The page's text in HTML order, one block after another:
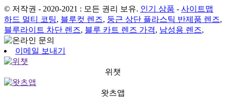
© 저작권 - 2020-2021 : 모든 권리 보유. 인기 상품 - 사이트맵
하드 멀티 코팅, 블루컷 렌즈, 둥근 상단 플라스틱 반제품 렌즈,
블루라이트 차단 렌즈, 블루 카트 렌즈 가격, 남성용 렌즈,
이메일 보내기
위챗
왓츠앱